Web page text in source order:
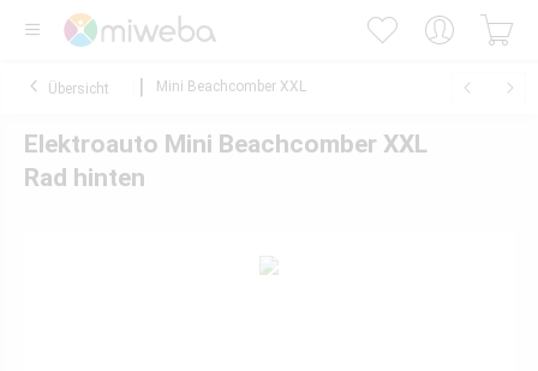
Übersicht Mini Beachcomber XXL
Elektroauto Mini Beachcomber XXL
Rad hinten